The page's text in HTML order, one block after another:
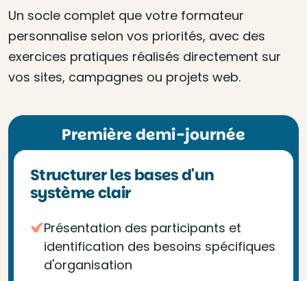
Un socle complet que votre formateur
personnalise selon vos priorités, avec des
exercices pratiques réalisés directement sur
vos sites, campagnes ou projets web.
Première demi-journée
Structurer les bases d'un
système clair
Présentation des participants et
identification des besoins spécifiques
d'organisation